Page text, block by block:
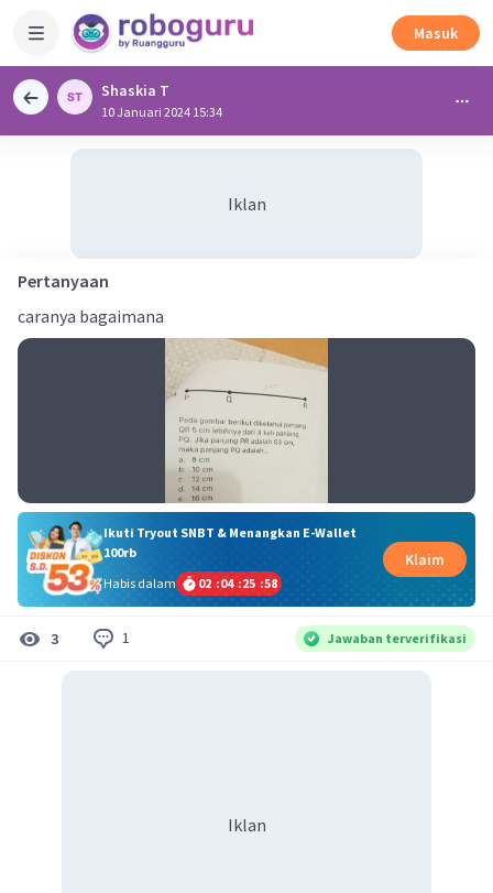
Masuk
Shaskia T
10 Januari 2024 15:34
Iklan
Pertanyaan
caranya bagaimana
Ikuti Tryout SNBT & Menangkan E-Wallet
100rb
Habis dalam
02 :04 :25 :57
Klaim
3 1 Jawaban terverifikasi
Iklan